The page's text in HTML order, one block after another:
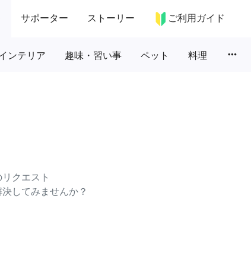
サポーター ストーリー ご利用ガイド
ンテリア 趣味・習い事 ペット 料理 more_horiz
クエスト
してみませんか？